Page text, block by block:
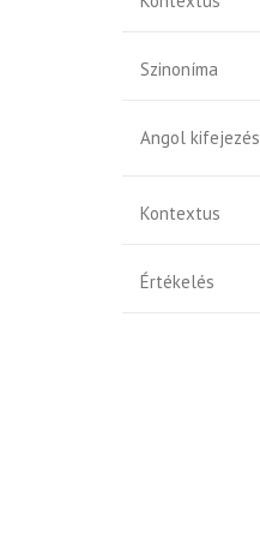
Szinoníma
Angol kifejezés
Kontextus
Értékelés